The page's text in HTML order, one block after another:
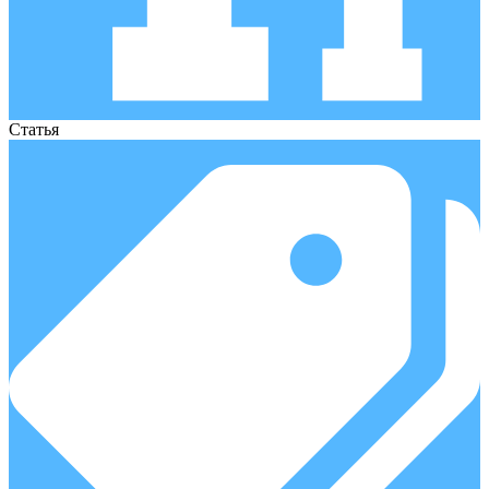
Статья